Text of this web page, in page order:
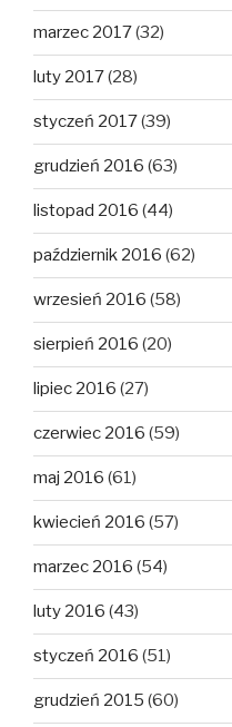
marzec 2017(32)
luty 2017(28)
styczeń 2017(39)
grudzień 2016 (63)
listopad 2016 (44)
październik 2016 (62)
wrzesień 2016 (58)
sierpień 2016 (20)
lipiec 2016 (27)
czerwiec 2016 (59)
maj 2016 (61)
kwiecień 2016 (57)
marzec 2016 (54)
luty 2016 (43)
styczeń 2016 (51)
grudzień 2015 (60)